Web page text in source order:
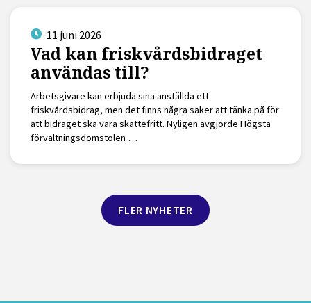
11 juni 2026
Vad kan friskvårdsbidraget
användas till?
Arbetsgivare kan erbjuda sina anställda ett
friskvårdsbidrag, men det finns några saker att tänka på för
att bidraget ska vara skattefritt. Nyligen avgjorde Högsta
förvaltningsdomstolen …
FLER NYHETER